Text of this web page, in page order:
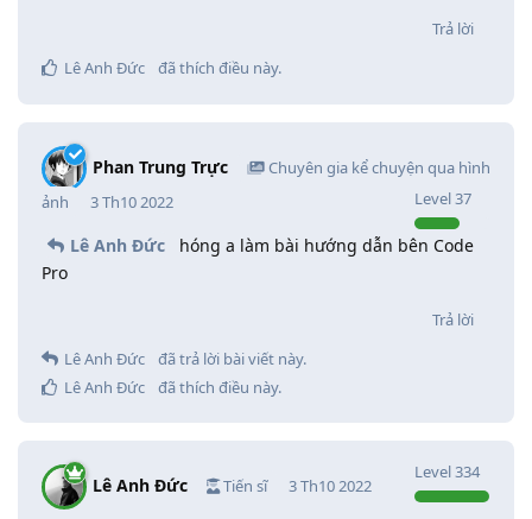
Trả lời
Lê Anh Đức
đã thích điều này.
Phan Trung Trực
Chuyên gia kể chuyện qua hình
ảnh
Level37
3 Th10 2022
Lê Anh Đức
hóng a làm bài hướng dẫn bên Code
Pro
Trả lời
Lê Anh Đức
đã trả lời bài viết này.
Lê Anh Đức
đã thích điều này.
Lê Anh Đức Tiến sĩ
Level334
3 Th10 2022